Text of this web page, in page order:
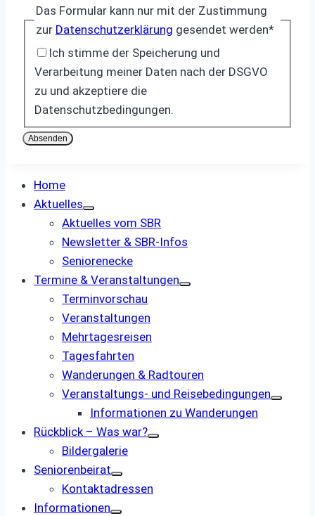
Das Formular kann nur mit der Zustimmung
zur Datenschutzerklärung gesendet werden*
Ich stimme der Speicherung und
Verarbeitung meiner Daten nach der DSGVO
zu und akzeptiere die
Datenschutzbedingungen.
Absenden
Home
Aktuelles
Aktuelles vom SBR
Newsletter & SBR-Infos
Seniorenecke
Termine & Veranstaltungen
Terminvorschau
Veranstaltungen
Mehrtagesreisen
Tagesfahrten
Wanderungen & Radtouren
Veranstaltungs- und ­Reisebedingungen
Informationen zu Wanderungen
Rückblick – Was war?
Bildergalerie
Seniorenbeirat
Kontaktadressen
Informationen